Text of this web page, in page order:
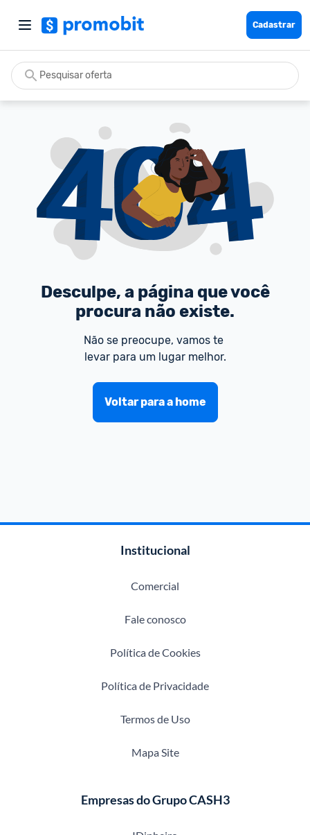
Cadastrar
Desculpe, a página que você
procura não existe.
Não se preocupe, vamos te
levar para um lugar melhor.
Voltar para a home
Institucional
Comercial
Fale conosco
Política de Cookies
Política de Privacidade
Termos de Uso
Mapa Site
Empresas do Grupo CASH3